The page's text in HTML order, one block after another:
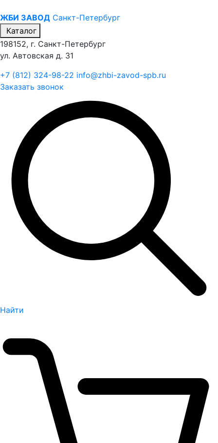
ЖБИ ЗАВОД Санкт-Петербург
Каталог
198152, г. Санкт-Петербург
ул. Автовская д. 31
+7 (812) 324-98-22 info@zhbi-zavod-spb.ru
Заказать звонок
Найти